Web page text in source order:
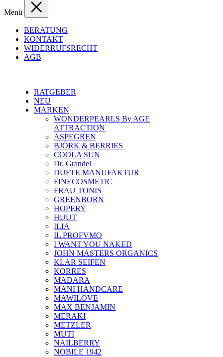
Menü
BERATUNG
KONTAKT
WIDERRUFSRECHT
AGB
RATGEBER
NEU
MARKEN
WONDERPEARLS By AGE
ATTRACTION
ASPEGREN
BJÖRK & BERRIES
COOLA SUN
Dr. Grandel
DUFTE MANUFAKTUR
FINECOSMETIC
FRAU TONIS
GREENBORN
HOPERY
HUUT
ILIA
IL PROFVMO
I WANT YOU NAKED
JOHN MASTERS ORGANICS
KLAR SEIFEN
KORRES
MADARA
MANI HANDCARE
MAWILOVE
MAX BENJAMIN
MERAKI
METZLER
MUTI
NAILBERRY
NOBILE 1942